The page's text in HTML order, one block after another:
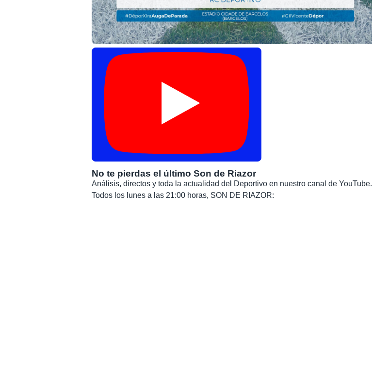
No te pierdas el último Son de Riazor
Análisis, directos y toda la actualidad del Deportivo en nuestro canal de YouTube.
Todos los lunes a las 21:00 horas, SON DE RIAZOR: